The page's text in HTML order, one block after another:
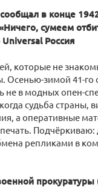
в конце
сумеем
Россия
которые не
Осенью-зимой 41-
в модных опен-
судьба страны,
а оперативные
Подчёркиваю:
репликами в